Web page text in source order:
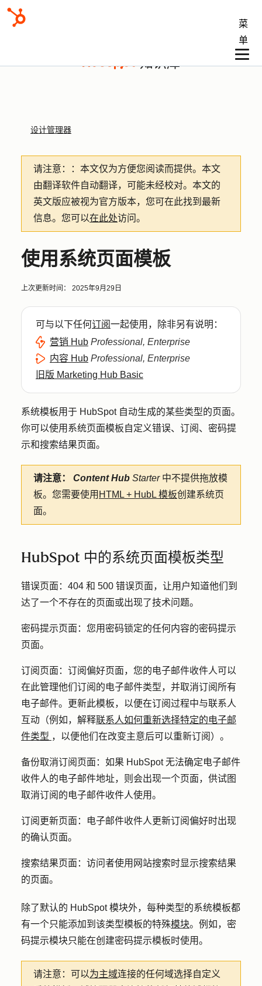
菜
单
知识库
设计管理器
请注意： ：本文仅为方便您阅读而提供。 本文
由翻译软件自动翻译，可能未经校对。本文的
英文版应被视为官方版本，您可在此找到最新
信息。您可以在此处访问。
使用系统页面模板
上次更新时间： 2025年9月29日
可与以下任何订阅一起使用，除非另有说明：
营销 Hub Professional, Enterprise
内容 Hub Professional, Enterprise
旧版 Marketing Hub Basic
系统模板用于 HubSpot 自动生成的某些类型的页面。
你可以使用系统页面模板自定义错误、订阅、密码提
示和搜索结果页面。
请注意： Content Hub Starter中不提供拖放模
板。您需要使用 HTML + HubL 模板创建系统页
面。
HubSpot 中的系统页面模板类型
错误页面： 404 和 500 错误页面，让用户知道他们到
达了一个不存在的页面或出现了技术问题。
密码提示页面： 您用密码锁定的任何内容的密码提示
页面。
订阅页面： 订阅偏好页面，您的电子邮件收件人可以
在此管理他们订阅的电子邮件类型，并取消订阅所有
电子邮件。更新此模板，以便在订阅过程中与联系人
互动（例如，解释联系人如何重新选择特定的电子邮
件类型 ，以便他们在改变主意后可以重新订阅）。
备份取消订阅页面： 如果 HubSpot 无法确定电子邮件
收件人的电子邮件地址，则会出现一个页面，供试图
取消订阅的电子邮件收件人使用。
订阅更新页面：
电子邮件收件人更新订阅偏好时出现
的确认页面。
搜索结果页面： 访问者使用网站搜索时显示搜索结果
的页面。
除了默认的 HubSpot 模块外，每种类型的系统模板都
有一个只能添加到该类型模板的特殊模块。例如，密
码提示模块只能在创建密码提示模板时使用。
请注意： 可以为主域连接的任何域选择自定义